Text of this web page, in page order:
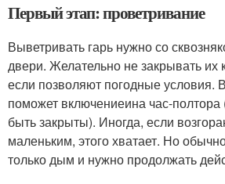
Первый этап: проветривание
Выветривать гарь нужно со
двери. Желательно не закрывать
если позволяют погодные условия.
поможет включениеина час-
быть закрыты). Иногда, если
маленьким, этого хватает. Но
только дым и нужно продолжать